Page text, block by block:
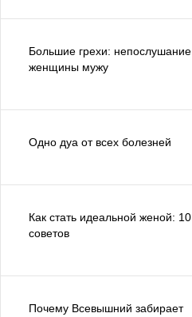
Большие грехи: непослушание
женщины мужу
Одно дуа от всех болезней
Как стать идеальной женой: 10
советов
Почему Всевышний забирает